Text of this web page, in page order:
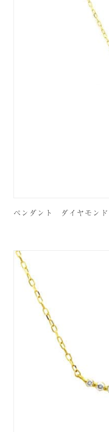
ペンダント ダイヤモン